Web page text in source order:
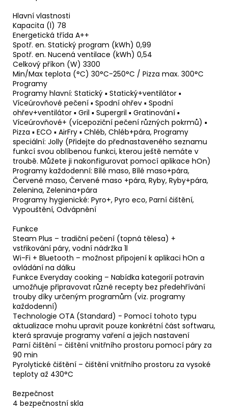
Hlavní vlastnosti
Kapacita (l) 78
Energetická třída A++
Spotř. en. Statický program (kWh) 0,99
Spotř. en. Nucená ventilace (kWh) 0,54
Celkový příkon (W) 3300
Min/Max teplota (°C) 30°C-250°C / Pizza max. 300°C
Programy
Programy hlavní: Statický ▪ Statický+ventilátor ▪
Víceúrovňové pečení ▪ Spodní ohřev ▪ Spodní
ohřev+ventilátor ▪ Gril ▪ Supergril ▪ Gratinování ▪
Víceúrovňové+ (vícepoziční pečení různých pokrmů) ▪
Pizza ▪ ECO ▪ AirFry ▪ Chléb, Chléb+pára, Programy
speciální: Jolly (Přidejte do přednastaveného seznamu
funkcí svou oblíbenou funkci, kterou ještě nemáte v
troubě. Můžete ji nakonfigurovat pomocí aplikace hOn)
Programy každodenní: Bílé maso, Bílé maso+pára,
Červené maso, Červené maso +pára, Ryby, Ryby+pára,
Zelenina, Zelenina+pára
Programy hygienické: Pyro+, Pyro eco, Parní čištění,
Vypouštění, Odvápnění
Funkce
Steam Plus – tradiční pečení (topná tělesa) +
vstřikování páry, vodní nádržka 1l
Wi-Fi + Bluetooth – možnost připojení k aplikaci hOn a
ovládání na dálku
Funkce Everyday cooking – Nabídka kategorií potravin
umožňuje připravovat různé recepty bez předehřívání
trouby díky určeným programům (viz. programy
každodenní)
Technologie OTA (Standard) - Pomocí tohoto typu
aktualizace mohu upravit pouze konkrétní část softwaru,
která spravuje programy vaření a jejich nastavení
Parní čištění – čištění vnitřního prostoru pomocí páry za
90 min
Pyrolytické čištění – čištění vnitřního prostoru za vysoké
teploty až 430°C
Bezpečnost
4 bezpečnostní skla